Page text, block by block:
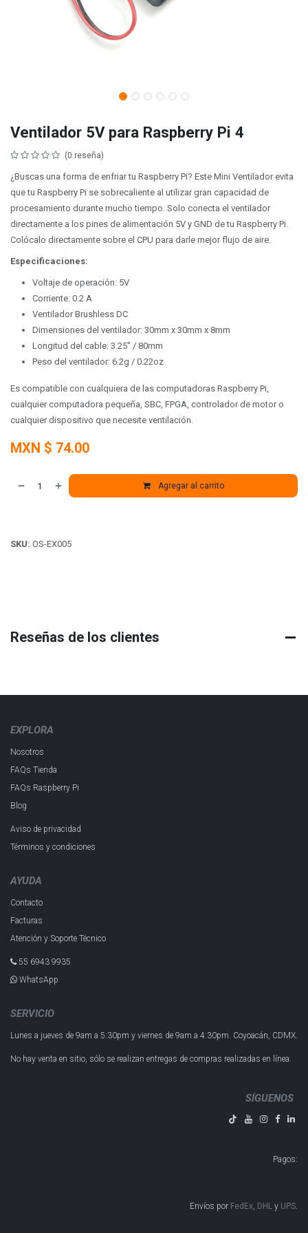
Ventilador 5V para Raspberry Pi 4
(0 reseña)
¿Buscas una forma de enfriar tu Raspberry Pi? Este Mini Ventilador evita
que tu Raspberry Pi se sobrecaliente al utilizar gran capacidad de
procesamiento durante mucho tiempo. Solo conecta el ventilador
directamente a los pines de alimentación 5V y GND de tu Raspberry Pi.
Colócalo directamente sobre el CPU para darle mejor flujo de aire.
Especificaciones:
Voltaje de operación: 5V
Corriente: 0.2 A
Ventilador Brushless DC
Dimensiones del ventilador: 30mm x 30mm x 8mm
Longitud del cable: 3.25" / 80mm
Peso del ventilador: 6.2g / 0.22oz
Es compatible con cualquiera de las computadoras Raspberry Pi,
cualquier computadora pequeña, SBC, FPGA, controlador de motor o
cualquier dispositivo que necesite ventilación.
MXN $ 74.00
Agregar al carrito
SKU: OS-EX005
Reseñas de los clientes
EXPLORA
Nosotros
FAQs Tienda
FAQs Raspberry Pi
Blog
Aviso de privacidad
Términos y condiciones
AYUDA
Contacto
Facturas
Atención y Soporte Técnico
55 6943 993​5
WhatsApp
SERVICIO
Lunes a jueves de 9am a 5:30pm y viernes de 9am a 4:30pm. Coyoacán, CDMX.
No hay venta en sitio, sólo se realizan entregas de compras realizadas en línea.
SÍGUENOS
Pagos:
Envíos por FedEx, DHL y UPS​​​​​​.